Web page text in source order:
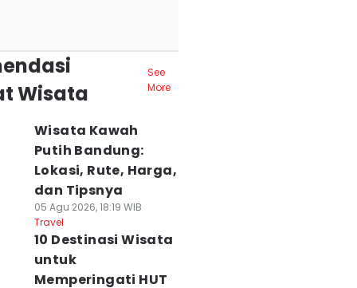
Wisata
See
More
Wisata Kawah
Putih Bandung:
Lokasi, Rute, Harga,
dan Tipsnya
05 Agu 2026, 18:19 WIB
Travel
10 Destinasi Wisata
untuk
Memperingati HUT